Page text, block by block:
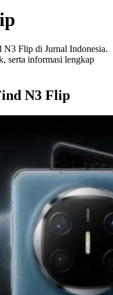
N3 Flip di Jurnal Indonesia.
serta informasi lengkap
N3 Flip